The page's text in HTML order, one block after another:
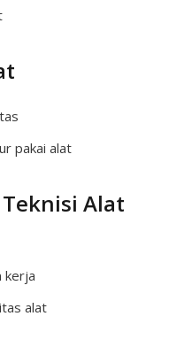
pakai alat
Alat
kerja
alat